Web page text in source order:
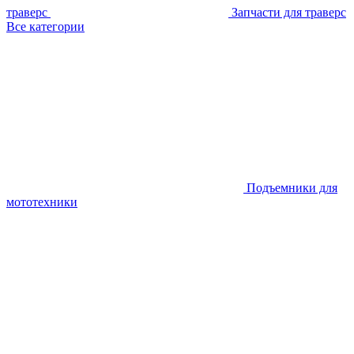
траверс
Запчасти для траверс
Все категории
Подъемники для
мототехники